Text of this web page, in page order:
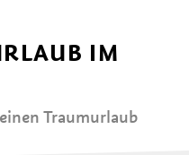
IM
Traumurlaub